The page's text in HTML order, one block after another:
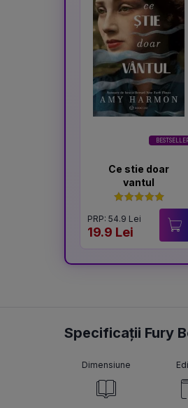
Ce stie doar
vantul
PRP: 54.9 Lei
19.9 Lei
Specificații Fury
Dimensiune